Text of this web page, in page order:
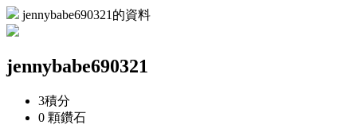
jennybabe690321的資料
jennybabe690321
3積分
0 顆鑽石